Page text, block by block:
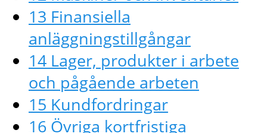
13 Finansiella
anläggningstillgångar
14 Lager, produkter i arbete
och pågående arbeten
15 Kundfordringar
16 Övriga kortfristiga